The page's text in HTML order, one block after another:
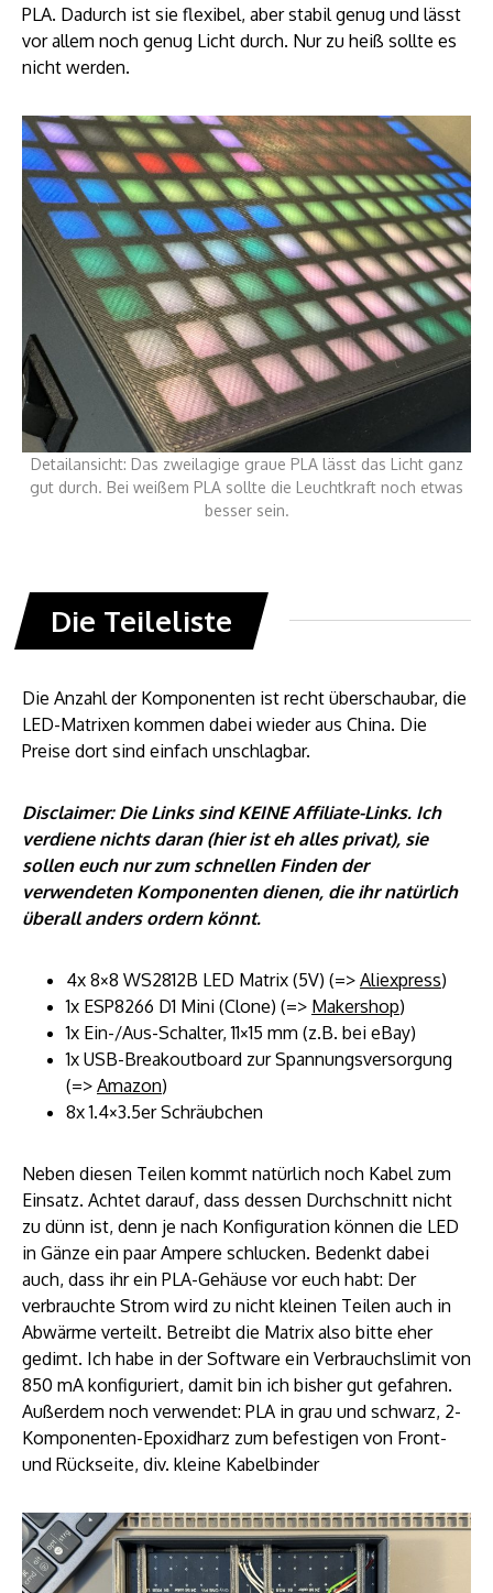
PLA. Dadurch ist sie flexibel, aber stabil genug und lässt
vor allem noch genug Licht durch. Nur zu heiß sollte es
nicht werden.
Detailansicht: Das zweilagige graue PLA lässt das Licht ganz
gut durch. Bei weißem PLA sollte die Leuchtkraft noch etwas
besser sein.
Die Teileliste
Die Anzahl der Komponenten ist recht überschaubar, die
LED-Matrixen kommen dabei wieder aus China. Die
Preise dort sind einfach unschlagbar.
Disclaimer: Die Links sind KEINE Affiliate-Links. Ich
verdiene nichts daran (hier ist eh alles privat), sie
sollen euch nur zum schnellen Finden der
verwendeten Komponenten dienen, die ihr natürlich
überall anders ordern könnt.
4x 8×8 WS2812B LED Matrix (5V) (=> Aliexpress)
1x ESP8266 D1 Mini (Clone) (=> Makershop)
1x Ein-/Aus-Schalter, 11×15 mm (z.B. bei eBay)
1x USB-Breakoutboard zur Spannungsversorgung
(=> Amazon)
8x 1.4×3.5er Schräubchen
Neben diesen Teilen kommt natürlich noch Kabel zum
Einsatz. Achtet darauf, dass dessen Durchschnitt nicht
zu dünn ist, denn je nach Konfiguration können die LED
in Gänze ein paar Ampere schlucken. Bedenkt dabei
auch, dass ihr ein PLA-Gehäuse vor euch habt: Der
verbrauchte Strom wird zu nicht kleinen Teilen auch in
Abwärme verteilt. Betreibt die Matrix also bitte eher
gedimt. Ich habe in der Software ein Verbrauchslimit von
850 mA konfiguriert, damit bin ich bisher gut gefahren.
Außerdem noch verwendet: PLA in grau und schwarz, 2-
Komponenten-Epoxidharz zum befestigen von Front-
und Rückseite, div. kleine Kabelbinder